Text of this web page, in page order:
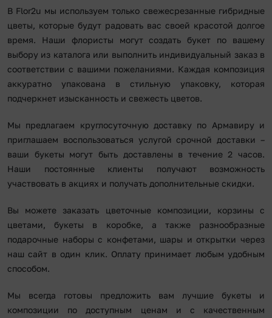
В Flor2u мы используем только свежесрезанные гибридные
цветы, которые будут радовать вас своей красотой долгое
время. Наши флористы могут создать букет по вашему
выбору из каталога или выполнить индивидуальный заказ в
соответствии с вашими пожеланиями. Каждая композиция
аккуратно упакована в стильную упаковку, которая
подчеркнет изысканность и свежесть цветов.
Мы предлагаем круглосуточную доставку по Армавиру и
приглашаем воспользоваться услугой срочной доставки –
ваши букеты могут быть доставлены в течение 2 часов.
Наши постоянные клиенты получают возможность
участвовать в акциях и получать дополнительные скидки.
Вы можете заказать цветочные композиции, корзины с
цветами, букеты в коробке, а также разнообразные
подарочные наборы с конфетами, шары и открытки через
наш сайт в один клик. Оплату принимает любым удобным
способом.
Мы всегда готовы предложить вам лучшие букеты и
композиции по доступным ценам и с качественным